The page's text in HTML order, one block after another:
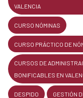
VALENCIA
CURSO NÓMINAS
CURSO PRÁCTICO DE
CURSOS DE
BONIFICABLES EN
DESPIDO GESTIÓN